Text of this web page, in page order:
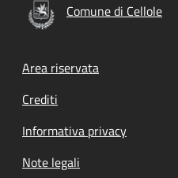
Comune di Cellole
Footer menu
Area riservata
Crediti
Informativa privacy
Note legali